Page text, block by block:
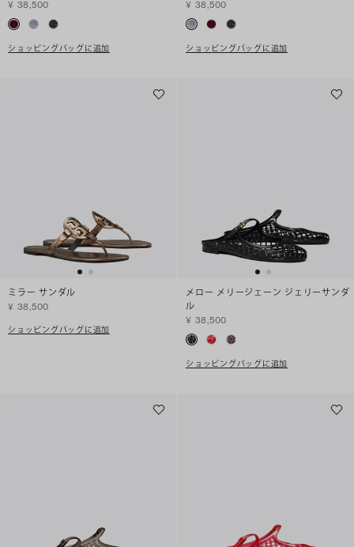
¥ 38,500
ショッピングバッグに追加
¥ 38,500
ショッピングバッグに追加
ミラー サンダル
¥ 38,500
ショッピングバッグに追加
メロー メリージェーン ジェリーサンダ
ル
¥ 38,500
ショッピングバッグに追加